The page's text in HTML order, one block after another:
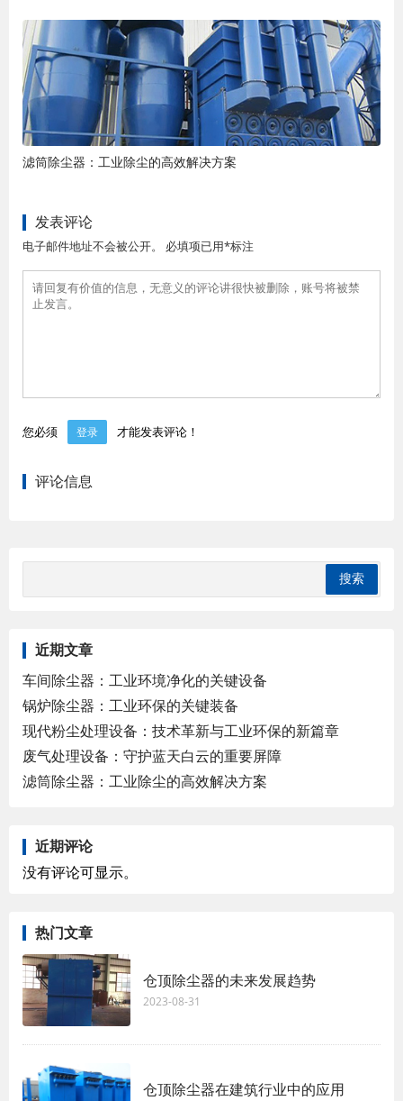
滤筒除尘器：工业除尘的高效解决方案
发表评论
电子邮件地址不会被公开。 必填项已用*标注
您必须 登录 才能发表评论！
评论信息
近期文章
车间除尘器：工业环境净化的关键设备
锅炉除尘器：工业环保的关键装备
现代粉尘处理设备：技术革新与工业环保的新篇章
废气处理设备：守护蓝天白云的重要屏障
滤筒除尘器：工业除尘的高效解决方案
近期评论
没有评论可显示。
热门文章
仓顶除尘器的未来发展趋势
2023-08-31
仓顶除尘器在建筑行业中的应用